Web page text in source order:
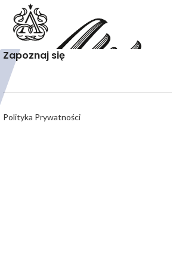
Zapoznaj się
Polityka Prywatności